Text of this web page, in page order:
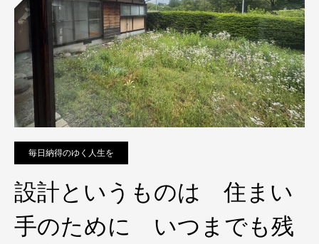
毎日納得のゆく人生を
設計というものは 住まい
手のために いつまでも残